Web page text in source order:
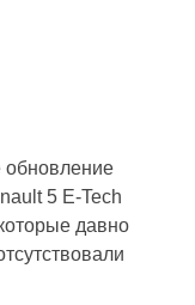
обновление
5 E-Tech
давно